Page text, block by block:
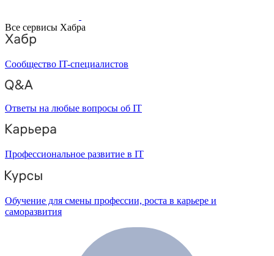
Все сервисы Хабра
Сообщество IT-специалистов
Ответы на любые вопросы об IT
Профессиональное развитие в IT
Обучение для смены профессии, роста в карьере и
саморазвития